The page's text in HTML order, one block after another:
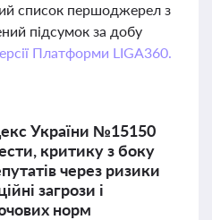
список першоджерел з
підсумок за добу
Платформи LIGA360.
України №15150
критику з боку
через ризики
загрози і
норм